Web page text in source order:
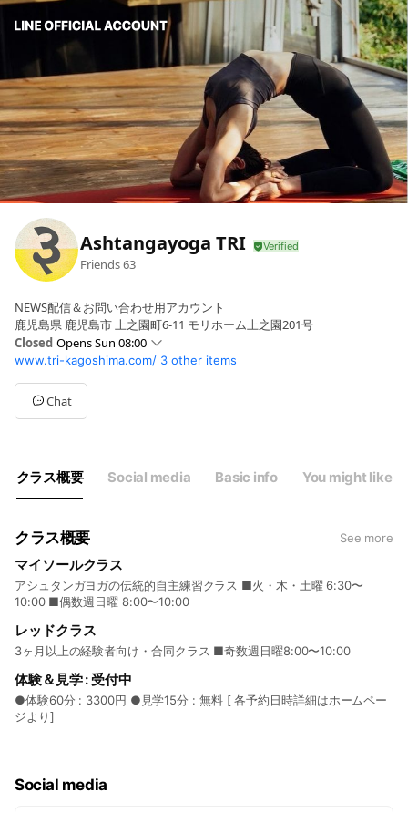
Ashtangayoga TRI
Friends63
NEWS配信＆お問い合わせ用アカウント
鹿児島県 鹿児島市 上之園町6-11 モリホーム上之園201号
Closed Opens Sun 08:00
Sun08:00 - 10:00
MonClosed
Tue06:30 - 10:00
WedClosed
Sat 06:30 - 10:00
【定休日】月・水・金・満月新月
www.tri-kagoshima.com/ 3 other items
Chat
クラス概要 Social media Basic info You might like
クラス概要 See more
マイソールクラス
アシュタンガヨガの伝統的自主練習クラス ■火・木・土曜 6:30〜
10:00 ■偶数週日曜 8:00〜10:00
レッドクラス
3ヶ月以上の経験者向け・合同クラス ■奇数週日曜8:00〜10:00
体験＆見学 : 受付中
●体験60分 : 3300円 ●見学15分 : 無料 [ 各予約日時詳細はホームペー
ジより]
Social media